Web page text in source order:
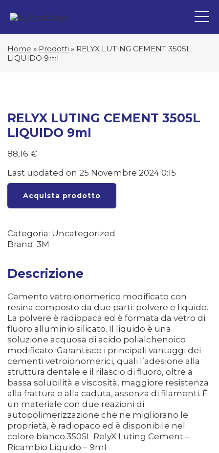
Home » Prodotti » RELYX LUTING CEMENT 3505L
LIQUIDO 9ml
RELYX LUTING CEMENT 3505L
LIQUIDO 9ml
88,16 €
Last updated on 25 Novembre 2024 0:15
Acquista prodotto
Categoria: Uncategorized
Brand: 3M
Descrizione
Cemento vetroionomerico modificato con
resina composto da due parti: polvere e liquido.
La polvere è radiopaca ed è formata da vetro di
fluoro alluminio silicato. Il liquido è una
soluzione acquosa di acido polialchenoico
modificato. Garantisce i principali vantaggi dei
cementi vetroionomerici, quali l’adesione alla
struttura dentale e il rilascio di fluoro, oltre a
bassa solubilità e viscosità, maggiore resistenza
alla frattura e alla caduta, assenza di filamenti. È
un materiale con due reazioni di
autopolimerizzazione che ne migliorano le
proprietà, è radiopaco ed è disponibile nel
colore bianco.3505L RelyX Luting Cement –
Ricambio Liquido – 9ml